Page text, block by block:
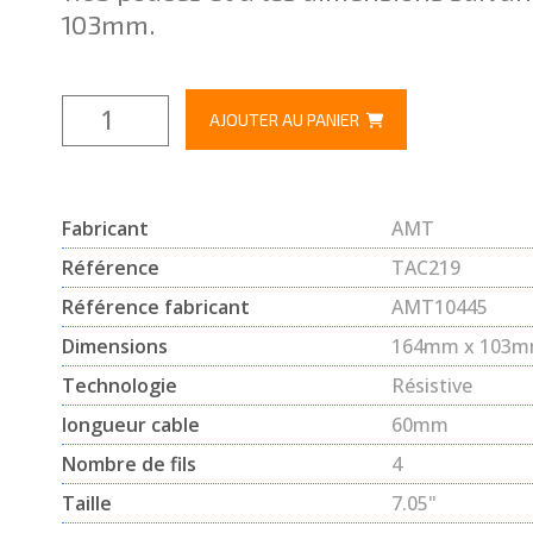
103mm.
AJOUTER AU PANIER
Fabricant
AMT
Référence
TAC219
Référence fabricant
AMT10445
Dimensions
164mm x
Technologie
Résistive
longueur cable
60mm
Nombre de fils
4
Taille
7.05"